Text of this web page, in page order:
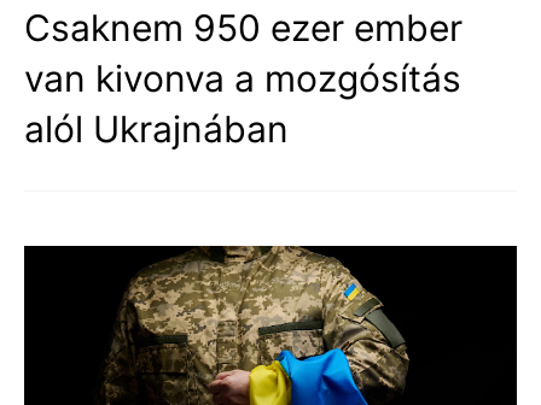
Csaknem 950 ezer ember
van kivonva a mozgósítás
alól Ukrajnában